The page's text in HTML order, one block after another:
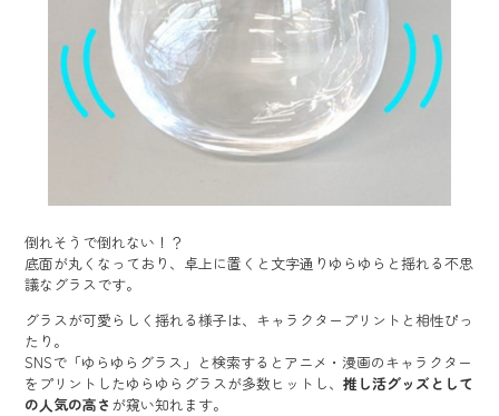
倒れそうで倒れない！？
底面が丸くなっており、卓上に置くと文字通りゆらゆらと揺れる不思
議なグラスです。
グラスが可愛らしく揺れる様子は、キャラクタープリントと相性ぴっ
たり。
SNSで「ゆらゆらグラス」と検索するとアニメ・漫画のキャラクター
をプリントしたゆらゆらグラスが多数ヒットし、推し活グッズとして
の人気の高さ が窺い知れます。